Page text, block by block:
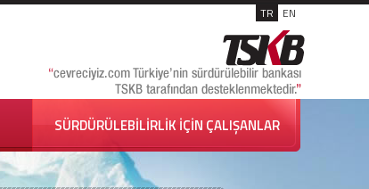
TR EN
SÜRDÜRÜLEBİLİRLİK İÇİN ÇALIŞANLAR